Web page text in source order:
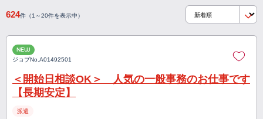
624件（1～20件を表示中）
NEW
ジョブNo.A01492501
＜開始日相談OK＞ 人気の一般事務のお仕事です
【長期安定】
派遣